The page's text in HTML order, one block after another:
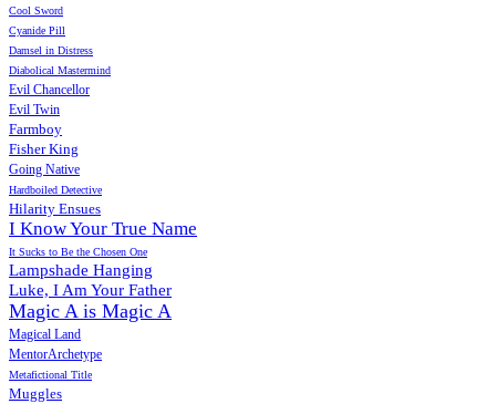
Cool Sword
Cyanide Pill
Damsel in Distress
Diabolical Mastermind
Evil Chancellor
Evil Twin
Farmboy
Fisher King
Going Native
Hardboiled Detective
Hilarity Ensues
I Know Your True Name
It Sucks to Be the Chosen One
Lampshade Hanging
Luke, I Am Your Father
Magic A is Magic A
Magical Land
MentorArchetype
Metafictional Title
Muggles